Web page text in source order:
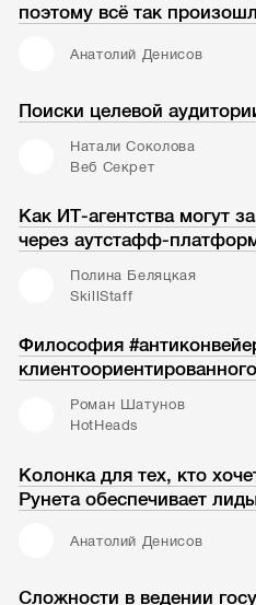
поэтому всё так
Анатолий Денисов
Поиски целевой
Натали Соколова
Веб Секрет
Как ИТ-агентства могут
через аутстафф-
Полина Беляцкая
SkillStaff
Философия
Роман Шатунов
HotHeads
Колонка для тех, кто
Рунета обеспечивает
Анатолий Денисов
Сложности в ведении